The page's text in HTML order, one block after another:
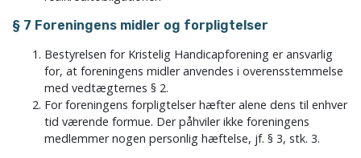
§ 7 Foreningens midler og forpligtelser
Bestyrelsen for Kristelig Handicapforening er ansvarlig
for, at foreningens midler anvendes i overensstemmelse
med vedtægternes § 2.
For foreningens forpligtelser hæfter alene dens til enhver
tid værende formue. Der påhviler ikke foreningens
medlemmer nogen personlig hæftelse, jf. § 3, stk. 3.